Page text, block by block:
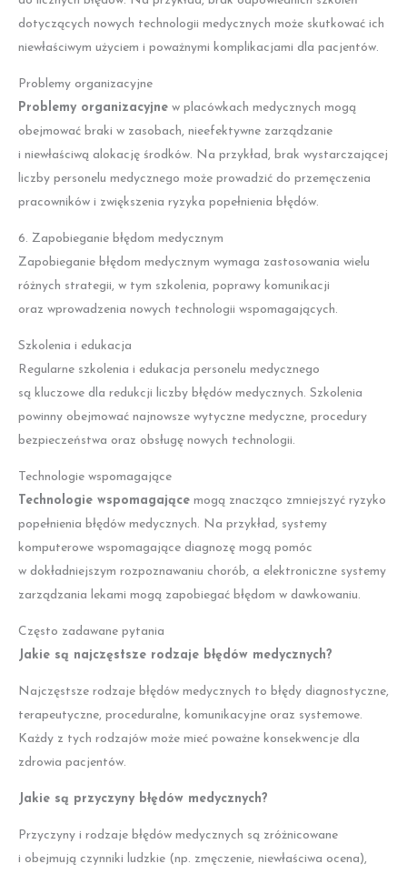
dotyczących nowych technologii medycznych może skutkować ich
niewłaściwym użyciem i poważnymi komplikacjami dla pacjentów.
Problemy organizacyjne
Problemy organizacyjne w placówkach medycznych mogą
obejmować braki w zasobach, nieefektywne zarządzanie
i niewłaściwą alokację środków. Na przykład, brak wystarczającej
liczby personelu medycznego może prowadzić do przemęczenia
pracowników i zwiększenia ryzyka popełnienia błędów.
6. Zapobieganie błędom medycznym
Zapobieganie błędom medycznym wymaga zastosowania wielu
różnych strategii, w tym szkolenia, poprawy komunikacji
oraz wprowadzenia nowych technologii wspomagających.
Szkolenia i edukacja
Regularne szkolenia i edukacja personelu medycznego
są kluczowe dla redukcji liczby błędów medycznych. Szkolenia
powinny obejmować najnowsze wytyczne medyczne, procedury
bezpieczeństwa oraz obsługę nowych technologii.
Technologie wspomagające
Technologie wspomagające mogą znacząco zmniejszyć ryzyko
popełnienia błędów medycznych. Na przykład, systemy
komputerowe wspomagające diagnozę mogą pomóc
w dokładniejszym rozpoznawaniu chorób, a elektroniczne systemy
zarządzania lekami mogą zapobiegać błędom w dawkowaniu.
Często zadawane pytania
Jakie są najczęstsze rodzaje błędów medycznych?
Najczęstsze rodzaje błędów medycznych to błędy diagnostyczne,
terapeutyczne, proceduralne, komunikacyjne oraz systemowe.
Każdy z tych rodzajów może mieć poważne konsekwencje dla
zdrowia pacjentów.
Jakie są przyczyny błędów medycznych?
Przyczyny i rodzaje błędów medycznych są zróżnicowane
i obejmują czynniki ludzkie (np. zmęczenie, niewłaściwa ocena),